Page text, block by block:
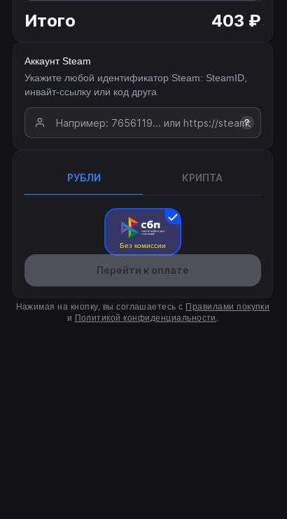
Итого 403 ₽
Аккаунт Steam
Укажите любой идентификатор Steam: SteamID,
инвайт-ссылку или код друга
?
РУБЛИ КРИПТА
Без комиссии
Перейти к оплате
Нажимая на кнопку, вы соглашаетесь с Правилами покупки
и Политикой конфиденциальности .